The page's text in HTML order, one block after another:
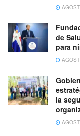
de
para
la